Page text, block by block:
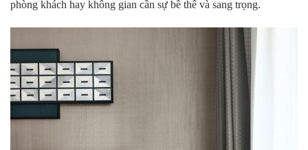
phòng khách hay không gian cần sự bề thế và sang trọng.